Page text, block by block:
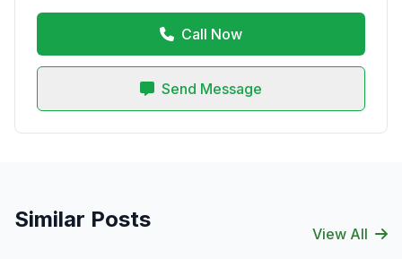
Call Now
Send Message
Similar Posts
View All